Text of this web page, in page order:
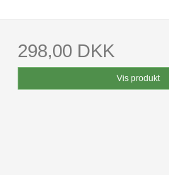
298,00 DKK
Vis produkt